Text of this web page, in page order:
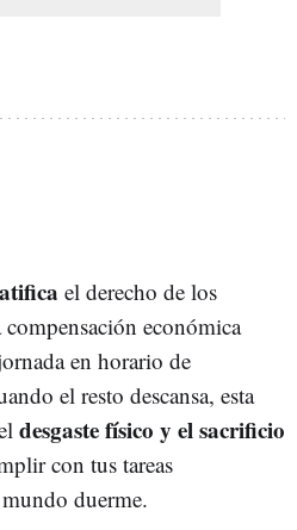
el derecho de los
económica
en horario de
el resto descansa, esta
desgaste físico y el sacrificio
con tus tareas
duerme.